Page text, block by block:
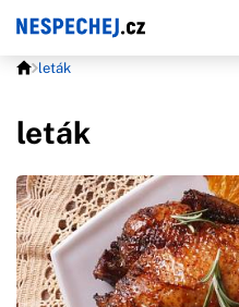
leták
leták